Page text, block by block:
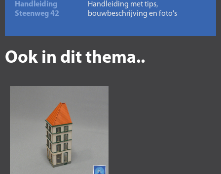
Handleiding
Steenweg 42
Handleiding met tips,
bouwbeschrijving en foto's
Ook in dit thema..